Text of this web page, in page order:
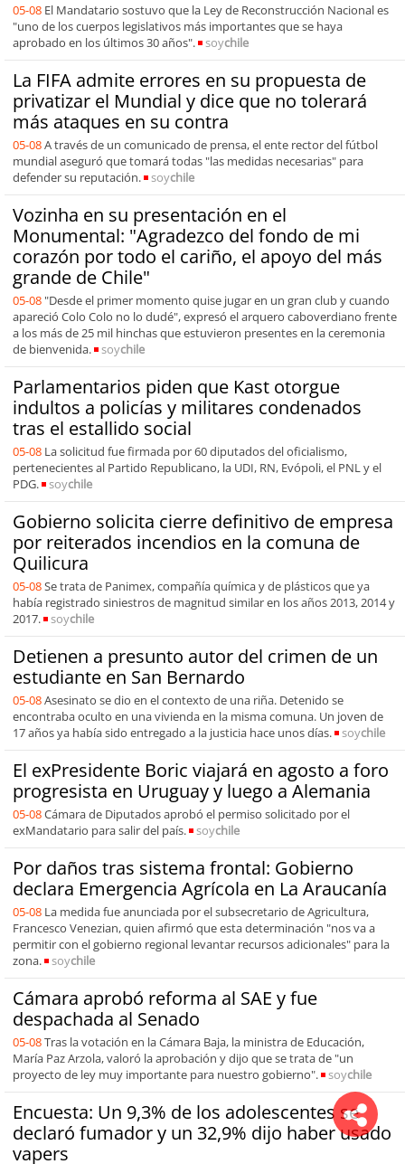
05-08 El Mandatario sostuvo que la Ley de Reconstrucción Nacional es
"uno de los cuerpos legislativos más importantes que se haya
aprobado en los últimos 30 años".
soychile
La FIFA admite errores en su propuesta de
privatizar el Mundial y dice que no tolerará
más ataques en su contra
05-08A través de un comunicado de prensa, el ente rector del fútbol
mundial aseguró que tomará todas "las medidas necesarias" para
defender su reputación.
soychile
Vozinha en su presentación en el
Monumental: "Agradezco del fondo de mi
corazón por todo el cariño, el apoyo del más
grande de Chile"
05-08 "Desde el primer momento quise jugar en un gran club y cuando
apareció Colo Colo no lo dudé", expresó el arquero caboverdiano frente
a los más de 25 mil hinchas que estuvieron presentes en la ceremonia
de bienvenida.
soychile
Parlamentarios piden que Kast otorgue
indultos a policías y militares condenados
tras el estallido social
05-08 La solicitud fue firmada por 60 diputados del oficialismo,
pertenecientes al Partido Republicano, la UDI, RN, Evópoli, el PNL y el
PDG.
soychile
Gobierno solicita cierre definitivo de empresa
por reiterados incendios en la comuna de
Quilicura
05-08Se trata de Panimex, compañía química y de plásticos que ya
había registrado siniestros de magnitud similar en los años 2013, 2014 y
2017.
soychile
Detienen a presunto autor del crimen de un
estudiante en San Bernardo
05-08Asesinato se dio en el contexto de una riña. Detenido se
encontraba oculto en una vivienda en la misma comuna. Un joven de
17 años ya había sido entregado a la justicia hace unos días.
soychile
El exPresidente Boric viajará en agosto a foro
progresista en Uruguay y luego a Alemania
05-08Cámara de Diputados aprobó el permiso solicitado por el
exMandatario para salir del país.
soychile
Por daños tras sistema frontal: Gobierno
declara Emergencia Agrícola en La Araucanía
05-08 La medida fue anunciada por el subsecretario de Agricultura,
Francesco Venezian, quien afirmó que esta determinación "nos va a
permitir con el gobierno regional levantar recursos adicionales" para la
zona.
soychile
Cámara aprobó reforma al SAE y fue
despachada al Senado
05-08Tras la votación en la Cámara Baja, la ministra de Educación,
María Paz Arzola, valoró la aprobación y dijo que se trata de "un
proyecto de ley muy importante para nuestro gobierno".
soychile
Encuesta: Un 9,3% de los adolescentes se
declaró fumador y un 32,9% dijo haber usado
vapers